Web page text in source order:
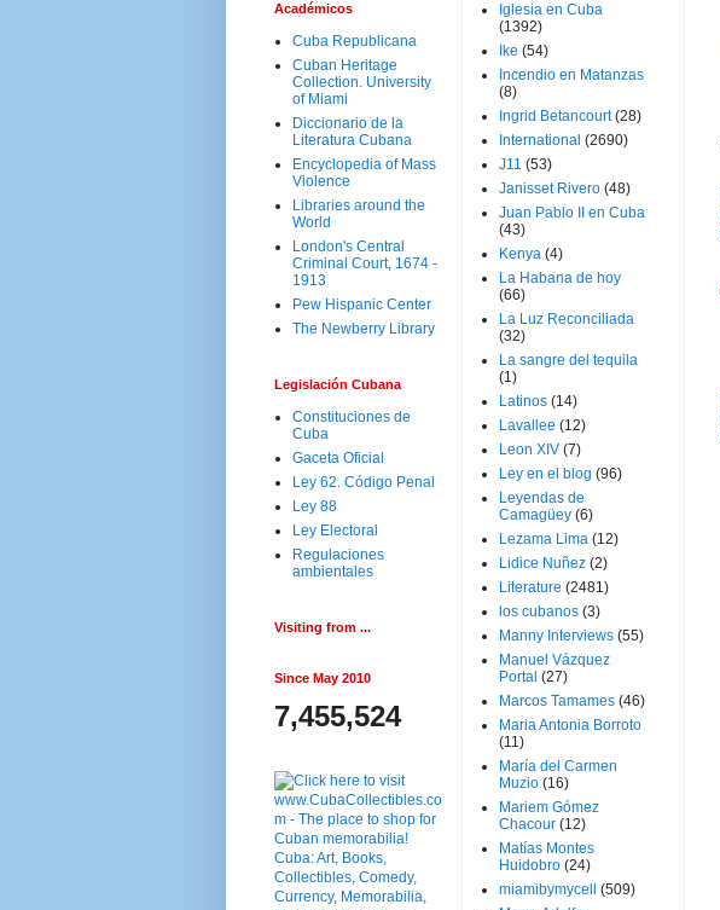
Académicos
Cuba Republicana
Cuban Heritage
Collection. University
of Miami
Diccionario de la
Literatura Cubana
Encyclopedia of Mass
Violence
Libraries around the
World
London's Central
Criminal Court, 1674 -
1913
Pew Hispanic Center
The Newberry Library
Legislación Cubana
Constituciones de
Cuba
Gaceta Oficial
Ley 62. Código Penal
Ley 88
Ley Electoral
Regulaciones
ambientales
Visiting from ...
Since May 2010
7,455,524
Iglesia en Cuba
(1392)
Ike (54)
Incendio en Matanzas
(8)
Ingrid Betancourt (28)
International (2690)
J11 (53)
Janisset Rivero (48)
Juan Pablo II en Cuba
(43)
Kenya (4)
La Habana de hoy
(66)
La Luz Reconciliada
(32)
La sangre del tequila
(1)
Latinos (14)
Lavallee (12)
Leon XIV (7)
Ley en el blog (96)
Leyendas de
Camagüey (6)
Lezama Lima (12)
Lidice Nuñez (2)
Literature (2481)
los cubanos (3)
Manny Interviews (55)
Manuel Vázquez
Portal (27)
Marcos Tamames (46)
Maria Antonia Borroto
(11)
María del Carmen
Muzio (16)
Mariem Gómez
Chacour (12)
Matías Montes
Huidobro (24)
miamibymycell
(509)